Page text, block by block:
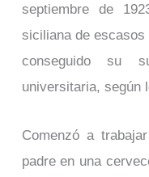
septiembre de
siciliana de
conseguido su
universitaria, según
Comenzó a
padre en una